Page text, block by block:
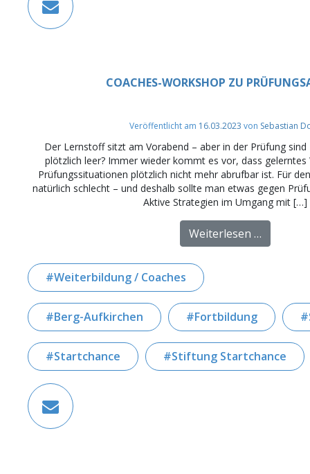
COACHES-WORKSHOP ZU
Veröffentlicht am 16.03.2023 von Sebastian
Der Lernstoff sitzt am Vorabend – aber in der Prüfung
plötzlich leer? Immer wieder kommt es vor, dass gelerntes
Prüfungssituationen plötzlich nicht mehr abrufbar ist. Für
natürlich schlecht – und deshalb sollte man etwas gegen
Aktive Strategien im Umgang mit […]
Weiterlesen …from
Weiterbildung / Coaches
Berg-Aufkirchen Fortbildung
Startchance Stiftung Startchance